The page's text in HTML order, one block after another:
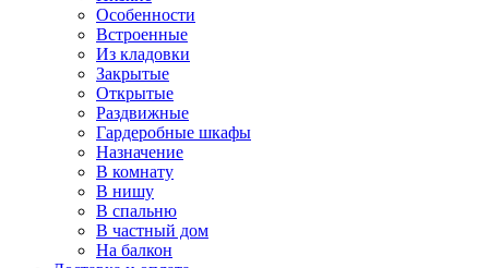
Особенности
Встроенные
Из кладовки
Закрытые
Открытые
Раздвижные
Гардеробные шкафы
Назначение
В комнату
В нишу
В спальню
В частный дом
На балкон